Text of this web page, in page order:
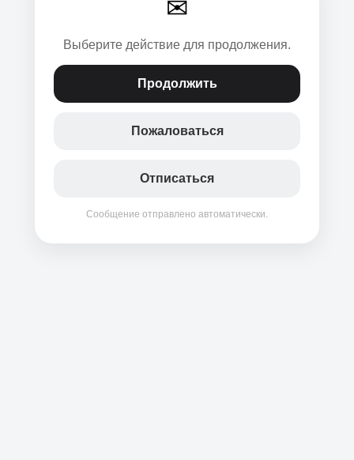
✉
Выберите действие для продолжения.
Продолжить
Пожаловаться
Отписаться
Сообщение отправлено автоматически.